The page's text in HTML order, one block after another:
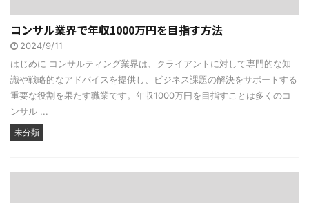
コンサル業界で年収1000万円を目指す方法
2024/9/11
はじめに コンサルティング業界は、クライアントに対して専門的な知
識や戦略的なアドバイスを提供し、ビジネス課題の解決をサポートする
重要な役割を果たす職業です。年収1000万円を目指すことは多くのコ
ンサル ...
未分類